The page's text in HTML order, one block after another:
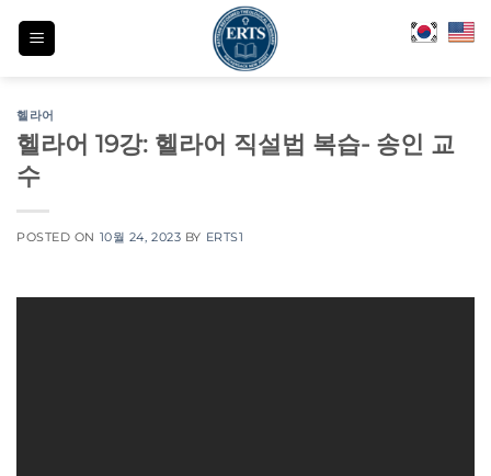
헬라어
헬라어 19강: 헬라어 직설법 복습- 송인 교
수
POSTED ON 10월 24, 2023 BY ERTS1